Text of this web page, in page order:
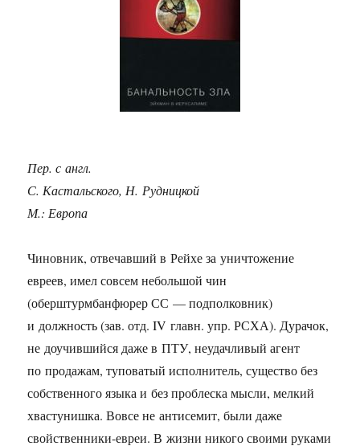
Пер. с англ.
С. Кастальского, Н. Рудницкой
М.: Европа
Чиновник, отвечавший в Рейхе за уничтожение
евреев, имел совсем небольшой чин
(оберштурмбанфюрер СС — подполковник)
и должность (зав. отд. IV главн. упр. РСХА). Дурачок,
не доучившийся даже в ПТУ, неудачливый агент
по продажам, туповатый исполнитель, существо без
собственного языка и без проблеска мысли, мелкий
хвастунишка. Вовсе не антисемит, были даже
свойственники-евреи. В жизни никого своими руками